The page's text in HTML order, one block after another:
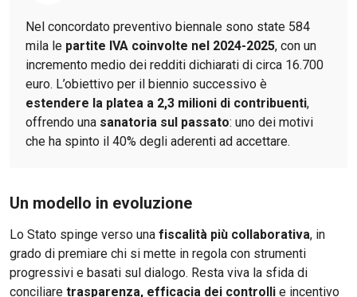
Nel concordato preventivo biennale sono state 584
mila le partite IVA coinvolte nel 2024-2025, con un
incremento medio dei redditi dichiarati di circa 16.700
euro. L’obiettivo per il biennio successivo è
estendere la platea a 2,3 milioni di contribuenti,
offrendo una sanatoria sul passato: uno dei motivi
che ha spinto il 40% degli aderenti ad accettare.
Un modello in evoluzione
Lo Stato spinge verso una fiscalità più collaborativa, in
grado di premiare chi si mette in regola con strumenti
progressivi e basati sul dialogo. Resta viva la sfida di
conciliare trasparenza, efficacia dei controlli e incentivo